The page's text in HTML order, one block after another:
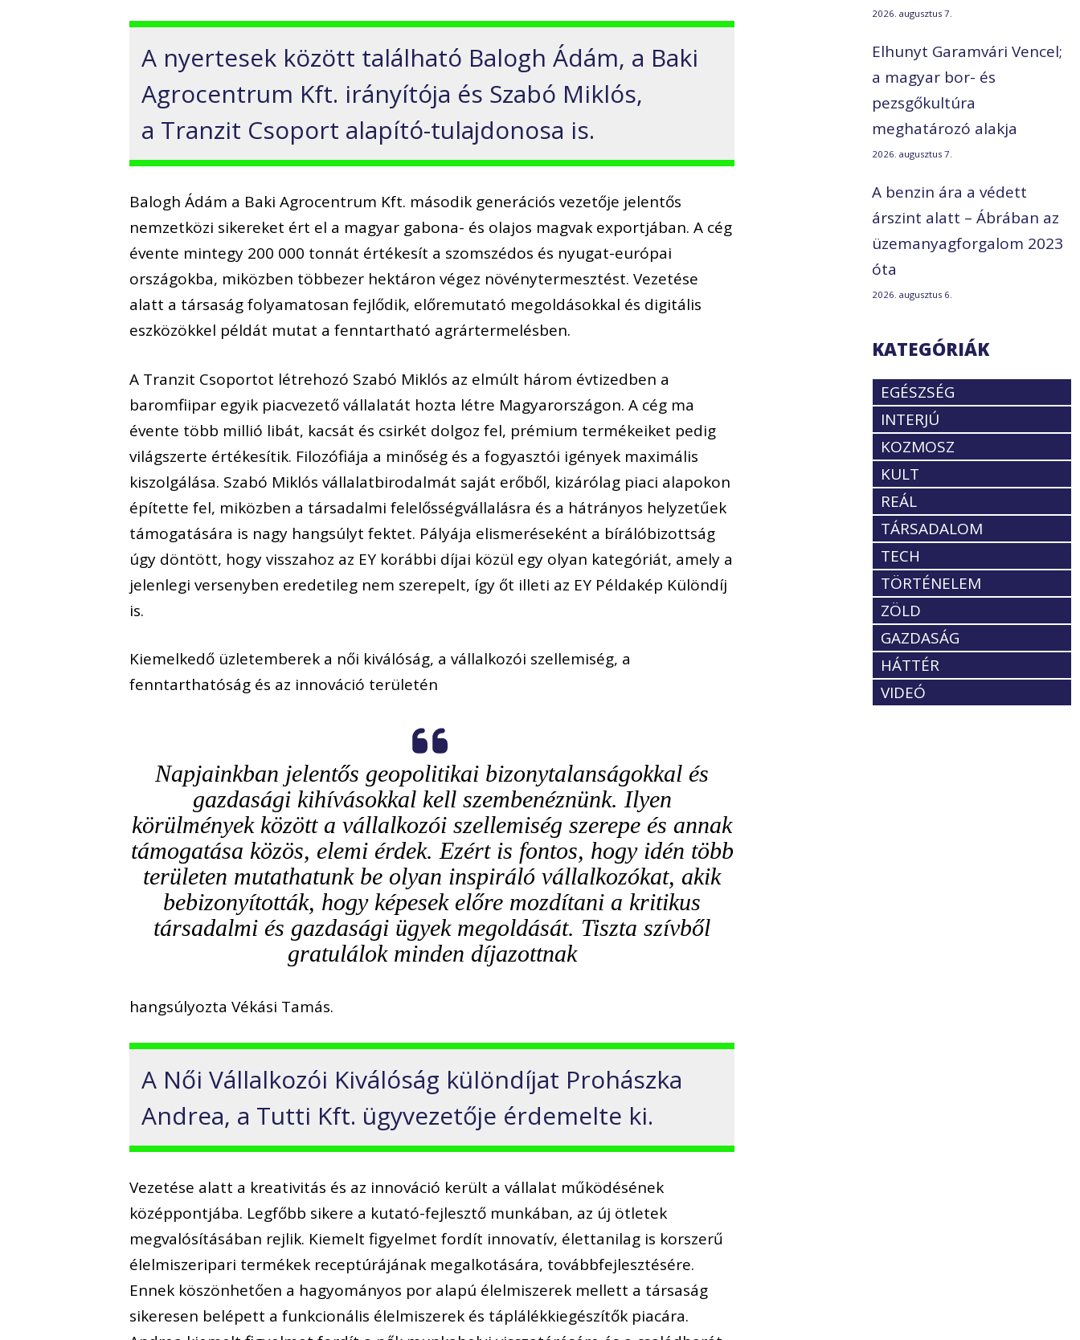
A nyertesek között található Balogh Ádám, a Baki
Agrocentrum Kft. irányítója és Szabó Miklós,
a Tranzit Csoport alapító-tulajdonosa is.
Balogh Ádám a Baki Agrocentrum Kft. második generációs vezetője jelentős
nemzetközi sikereket ért el a magyar gabona- és olajos magvak exportjában. A cég
évente mintegy 200 000 tonnát értékesít a szomszédos és nyugat-európai
országokba, miközben többezer hektáron végez növénytermesztést. Vezetése
alatt a társaság folyamatosan fejlődik, előremutató megoldásokkal és digitális
eszközökkel példát mutat a fenntartható agrártermelésben.
A Tranzit Csoportot létrehozó Szabó Miklós az elmúlt három évtizedben a
baromfiipar egyik piacvezető vállalatát hozta létre Magyarországon. A cég ma
évente több millió libát, kacsát és csirkét dolgoz fel, prémium termékeiket pedig
világszerte értékesítik. Filozófiája a minőség és a fogyasztói igények maximális
kiszolgálása. Szabó Miklós vállalatbirodalmát saját erőből, kizárólag piaci alapokon
építette fel, miközben a társadalmi felelősségvállalásra és a hátrányos helyzetűek
támogatására is nagy hangsúlyt fektet. Pályája elismeréseként a bírálóbizottság
úgy döntött, hogy visszahoz az EY korábbi díjai közül egy olyan kategóriát, amely a
jelenlegi versenyben eredetileg nem szerepelt, így őt illeti az EY Példakép Különdíj
is.
Kiemelkedő üzletemberek a női kiválóság, a vállalkozói szellemiség, a
fenntarthatóság és az innováció területén
Napjainkban jelentős geopolitikai bizonytalanságokkal és
gazdasági kihívásokkal kell szembenéznünk. Ilyen
körülmények között a vállalkozói szellemiség szerepe és annak
támogatása közös, elemi érdek. Ezért is fontos, hogy idén több
területen mutathatunk be olyan inspiráló vállalkozókat, akik
bebizonyították, hogy képesek előre mozdítani a kritikus
társadalmi és gazdasági ügyek megoldását. Tiszta szívből
gratulálok minden díjazottnak
hangsúlyozta Vékási Tamás.
A Női Vállalkozói Kiválóság különdíjat Prohászka
Andrea, a Tutti Kft. ügyvezetője érdemelte ki.
Vezetése alatt a kreativitás és az innováció került a vállalat működésének
középpontjába. Legfőbb sikere a kutató-fejlesztő munkában, az új ötletek
megvalósításában rejlik. Kiemelt figyelmet fordít innovatív, élettanilag is korszerű
élelmiszeripari termékek receptúrájának megalkotására, továbbfejlesztésére.
Ennek köszönhetően a hagyományos por alapú élelmiszerek mellett a társaság
sikeresen belépett a funkcionális élelmiszerek és táplálékkiegészítők piacára.
2026. augusztus 7.
Elhunyt Garamvári Vencel;
a magyar bor- és
pezsgőkultúra
meghatározó alakja
2026. augusztus 7.
A benzin ára a védett
árszint alatt – Ábrában az
üzemanyagforgalom 2023
óta
2026. augusztus 6.
KATEGÓRIÁK
EGÉSZSÉG
INTERJÚ
KOZMOSZ
KULT
REÁL
TÁRSADALOM
TECH
TÖRTÉNELEM
ZÖLD
GAZDASÁG
HÁTTÉR
VIDEÓ